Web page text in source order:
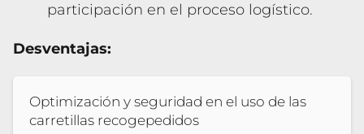
participación en el proceso logístico.
Desventajas:
Optimización y seguridad en el uso de las
carretillas recogepedidos